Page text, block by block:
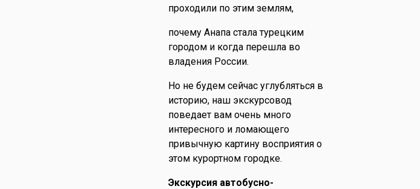
проходили по этим землям,
почему Анапа стала турецким
городом и когда перешла во
владения России.
Но не будем сейчас углубляться в
историю, наш экскурсовод
поведает вам очень много
интересного и ломающего
привычную картину восприятия о
этом курортном городке.
Экскурсия автобусно-